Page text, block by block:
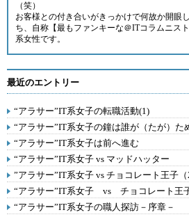
（笑）
お客様との付き合いがきっかけで何故か開眼
ち、自称【最もファンキーな＠ITコラムニス
系女性です。
最近のエントリー
“アラサー”IT系女子の転職活動(1)
“アラサー”IT系女子の鐘は誰が（たが）た
“アラサー”IT系女子は前へ進む
“アラサー”IT系女子 vs マッドハッター
”アラサー”IT系女子 vs チョコレート王子（
“アラサー”IT系女子 vs チョコレート王子
“アラサー”IT系女子の職人探訪－序章－